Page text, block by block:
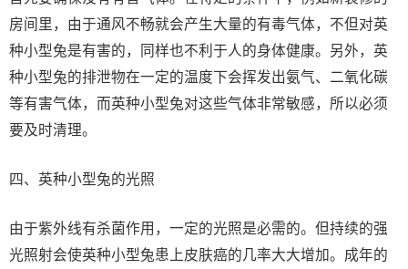
房间里，由于通风不畅就会产生大量的有毒气体，不但对英
种小型兔是有害的，同样也不利于人的身体健康。另外，英
种小型兔的排泄物在一定的温度下会挥发出氨气、二氧化碳
等有害气体，而英种小型兔对这些气体非常敏感，所以必须
要及时清理。
四、英种小型兔的光照
由于紫外线有杀菌作用，一定的光照是必需的。但持续的强
光照射会使英种小型兔患上皮肤癌的几率大大增加。成年的